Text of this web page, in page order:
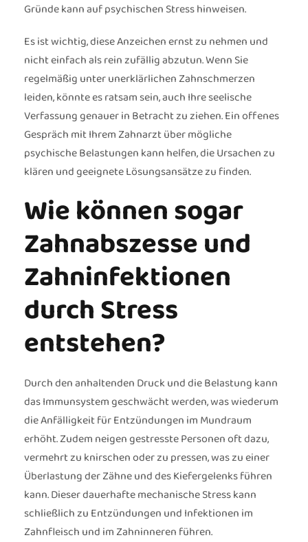
Gründe kann auf psychischen Stress hinweisen.
Es ist wichtig, diese Anzeichen ernst zu nehmen und
nicht einfach als rein zufällig abzutun. Wenn Sie
regelmäßig unter unerklärlichen Zahnschmerzen
leiden, könnte es ratsam sein, auch Ihre seelische
Verfassung genauer in Betracht zu ziehen. Ein offenes
Gespräch mit Ihrem Zahnarzt über mögliche
psychische Belastungen kann helfen, die Ursachen zu
klären und geeignete Lösungsansätze zu finden.
Wie können sogar
Zahnabszesse und
Zahninfektionen
durch Stress
entstehen?
Durch den anhaltenden Druck und die Belastung kann
das Immunsystem geschwächt werden, was wiederum
die Anfälligkeit für Entzündungen im Mundraum
erhöht. Zudem neigen gestresste Personen oft dazu,
vermehrt zu knirschen oder zu pressen, was zu einer
Überlastung der Zähne und des Kiefergelenks führen
kann. Dieser dauerhafte mechanische Stress kann
schließlich zu Entzündungen und Infektionen im
Zahnfleisch und im Zahninneren führen.